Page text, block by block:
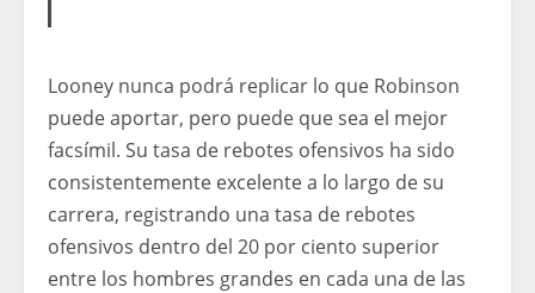
Looney nunca podrá replicar lo que Robinson
puede aportar, pero puede que sea el mejor
facsímil. Su tasa de rebotes ofensivos ha sido
consistentemente excelente a lo largo de su
carrera, registrando una tasa de rebotes
ofensivos dentro del 20 por ciento superior
entre los hombres grandes en cada una de las